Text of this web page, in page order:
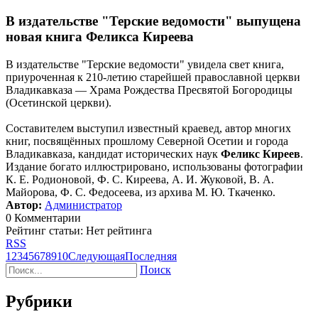
В издательстве "Терские ведомости" выпущена
новая книга Феликса Киреева
В издательстве "Терские ведомости" увидела свет книга,
приуроченная к 210-летию старейшей православной церкви
Владикавказа — Храма Рождества Пресвятой Богородицы
(Осетинской церкви).
Составителем выступил известный краевед, автор многих
книг, посвящённых прошлому Северной Осетии и города
Владикавказа, кандидат исторических наук Феликс Киреев.
Издание богато иллюстрировано, использованы фотографии
К. Е. Родионовой, Ф. С. Киреева, А. И. Жуковой, В. А.
Майорова, Ф. С. Федосеева, из архива М. Ю. Ткаченко.
Автор: Администратор
0 Комментарии
Рейтинг статьи: Нет рейтинга
RSS
1 2345678910СледующаяПоследняя
Поиск
Рубрики